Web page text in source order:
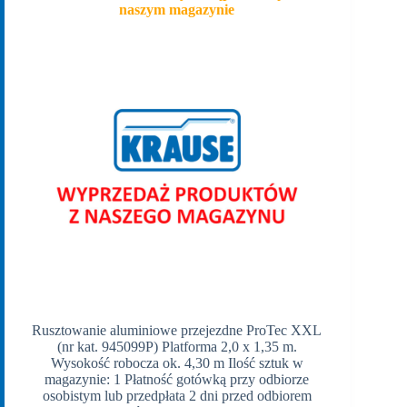
naszym magazynie
Rusztowanie aluminiowe przejezdne ProTec XXL
(nr kat. 945099P) Platforma 2,0 x 1,35 m.
Wysokość robocza ok. 4,30 m Ilość sztuk w
magazynie: 1 Płatność gotówką przy odbiorze
osobistym lub przedpłata 2 dni przed odbiorem